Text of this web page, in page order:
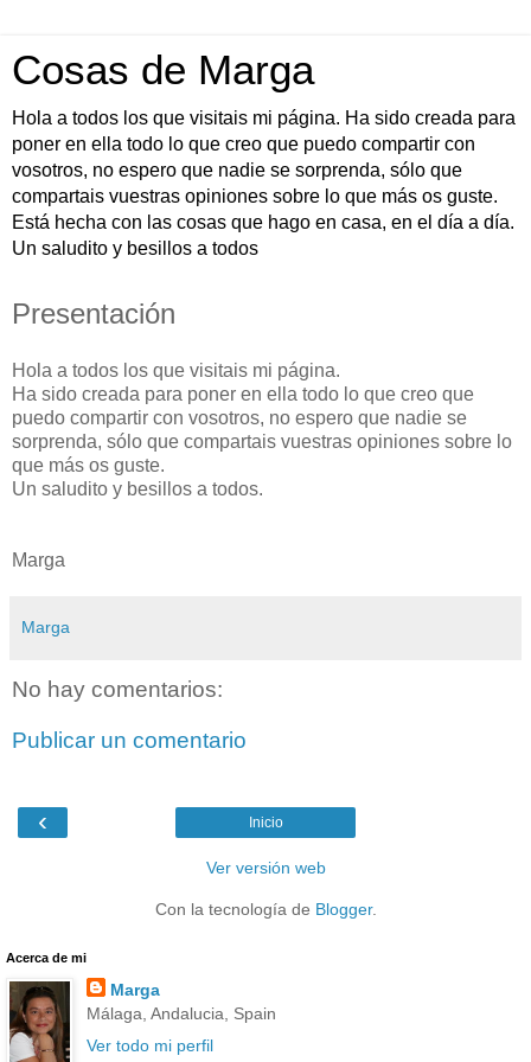
Cosas de Marga
Hola a todos los que visitais mi página. Ha sido creada para
poner en ella todo lo que creo que puedo compartir con
vosotros, no espero que nadie se sorprenda, sólo que
compartais vuestras opiniones sobre lo que más os guste.
Está hecha con las cosas que hago en casa, en el día a día.
Un saludito y besillos a todos
Presentación
Hola a todos los que visitais mi página.
Ha sido creada para poner en ella todo lo que creo que
puedo compartir con vosotros, no espero que nadie se
sorprenda, sólo que compartais vuestras opiniones sobre lo
que más os guste.
Un saludito y besillos a todos.
Marga
Marga
No hay comentarios:
Publicar un comentario
‹ Inicio
Ver versión web
Con la tecnología de Blogger.
Acerca de mi
Marga
Málaga, Andalucia, Spain
Ver todo mi perfil